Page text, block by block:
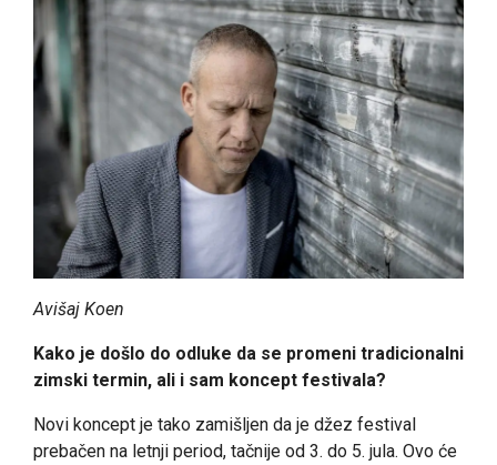
Avišaj Koen
Kako je došlo do odluke da se promeni tradicionalni
zimski termin, ali i sam koncept festivala?
Novi koncept je tako zamišljen da je džez festival
prebačen na letnji period, tačnije od 3. do 5. jula. Ovo će